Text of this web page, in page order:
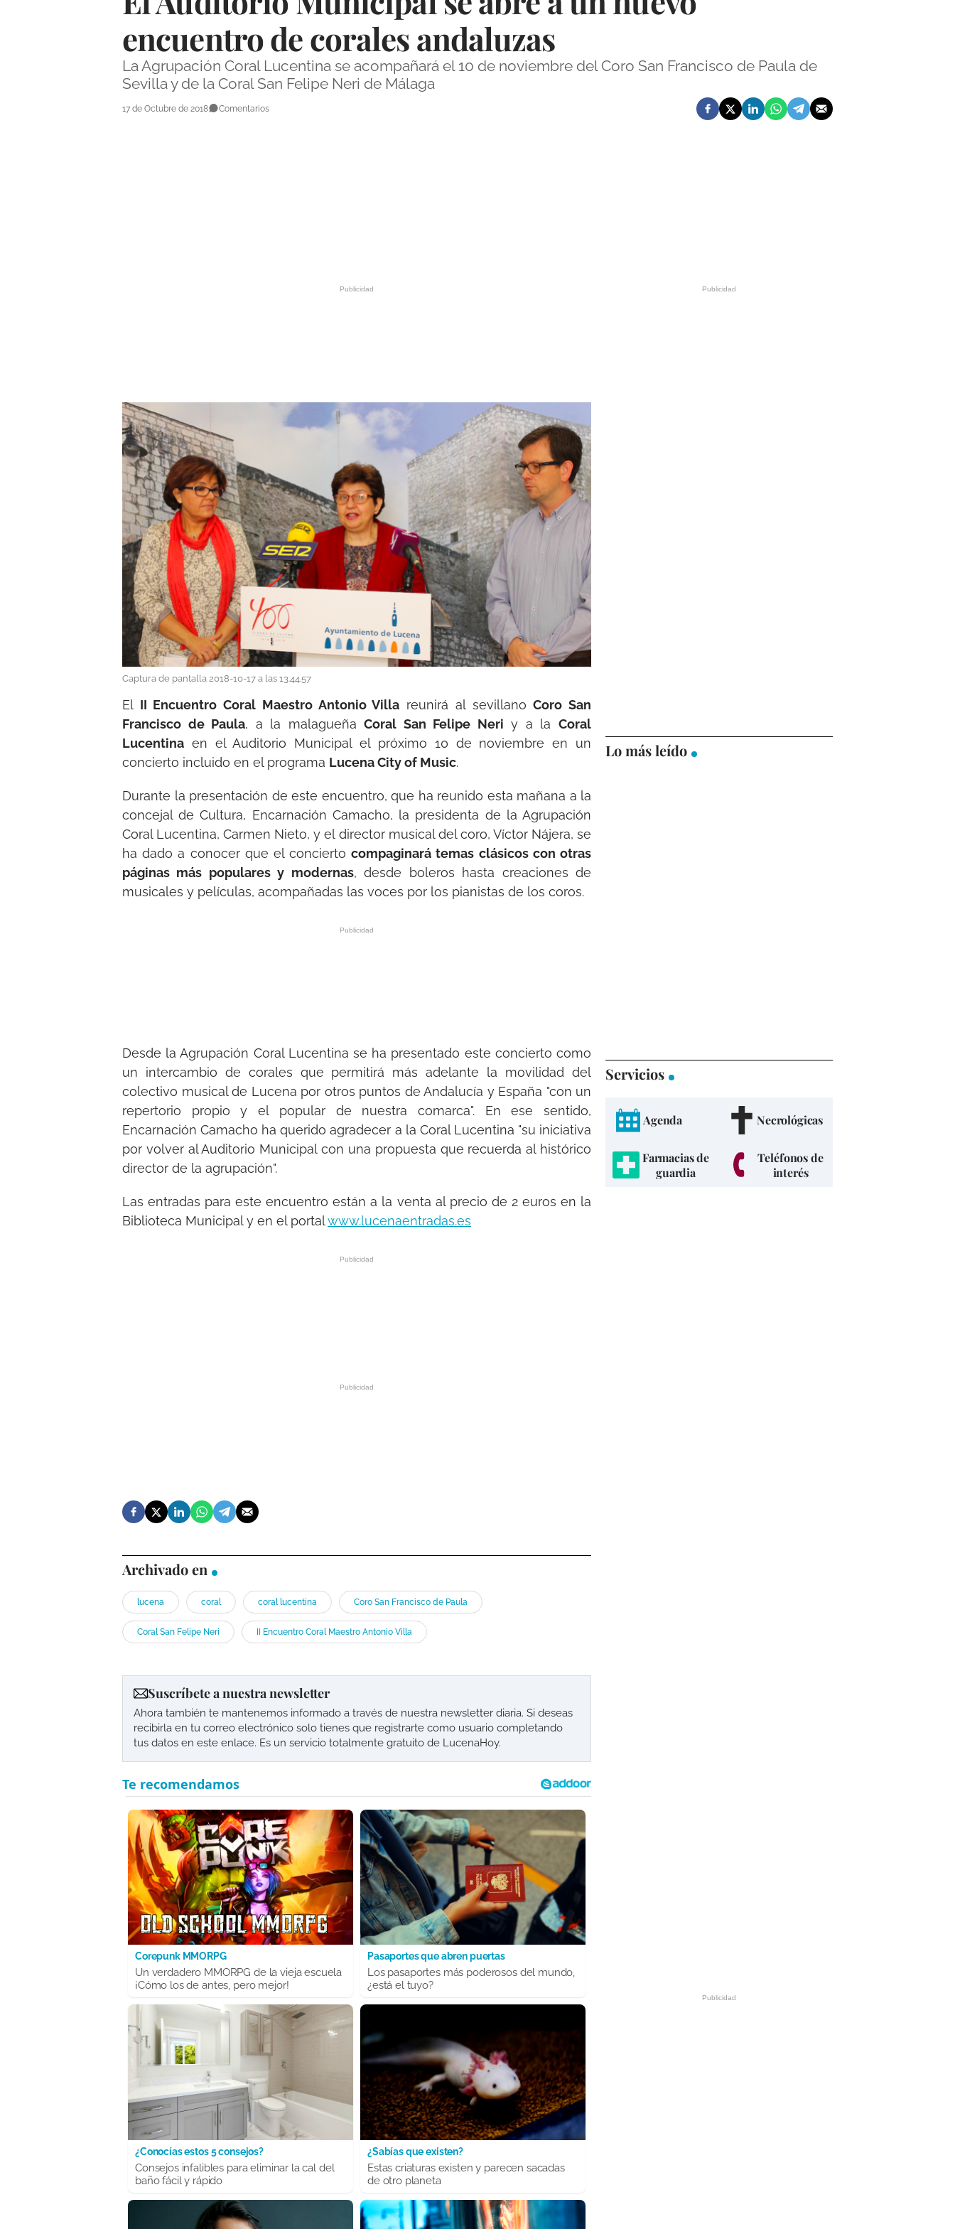
encuentro de corales andaluzas
La Agrupación Coral Lucentina se acompañará el 10 de noviembre del Coro San Francisco de Paula de
Sevilla y de la Coral San Felipe Neri de Málaga
17 de Octubre de 2018 Comentarios
Captura de pantalla 2018-10-17 a las 13.44.57
El II Encuentro Coral Maestro Antonio Villa reunirá al sevillanoCoro San
Francisco de Paula, a la malagueñaCoral San Felipe Neri y a laCoral
Lucentina en el Auditorio Municipal el próximo 10 de noviembre en un
concierto incluido en el programa Lucena City of Music.
Durante la presentación de este encuentro, que ha reunido esta mañana a la
concejal de Cultura, Encarnación Camacho, la presidenta de la Agrupación
Coral Lucentina, Carmen Nieto, y el director musical del coro, Víctor Nájera, se
ha dado a conocer que el conciertocompaginará temas clásicos con otras
páginas más populares y modernas, desde boleros hasta creaciones de
musicales y películas, acompañadas las voces por los pianistas de los coros.
Desde la Agrupación Coral Lucentina se ha presentado este concierto como
un intercambio de corales que permitirá más adelante la movilidad del
colectivo musical de Lucena por otros puntos de Andalucía y España "con un
repertorio propio y el popular de nuestra comarca". En ese sentido,
Encarnación Camacho ha querido agradecer a la Coral Lucentina "su iniciativa
por volver al Auditorio Municipal con una propuesta que recuerda al histórico
director de la agrupación".
Las entradas para este encuentro están a la venta al precio de 2 euros en la
Biblioteca Municipal y en el portalwww.lucenaentradas.es
Archivado en
lucena coral coral lucentina Coro San Francisco de Paula
Coral San Felipe Neri II Encuentro Coral Maestro Antonio Villa
Suscríbete a nuestra newsletter
Ahora también te mantenemos informado a través de nuestra newsletter diaria. Si deseas
recibirla en tu correo electrónico solo tienes que registrarte como usuario completando
tus datos en este enlace. Es un servicio totalmente gratuito de LucenaHoy.
Corepunk MMORPG
Un verdadero MMORPG de la vieja escuela
¡Cómo los de antes, pero mejor!
Pasaportes que abren puertas
Los pasaportes más poderosos del mundo,
¿está el tuyo?
¿Conocías estos 5 consejos?
Consejos infalibles para eliminar la cal del
baño fácil y rápido
¿Sabías que existen?
Estas criaturas existen y parecen sacadas
de otro planeta
Lo más leído
Servicios
Agenda Necrológicas
Farmacias de
guardia
Teléfonos de
interés